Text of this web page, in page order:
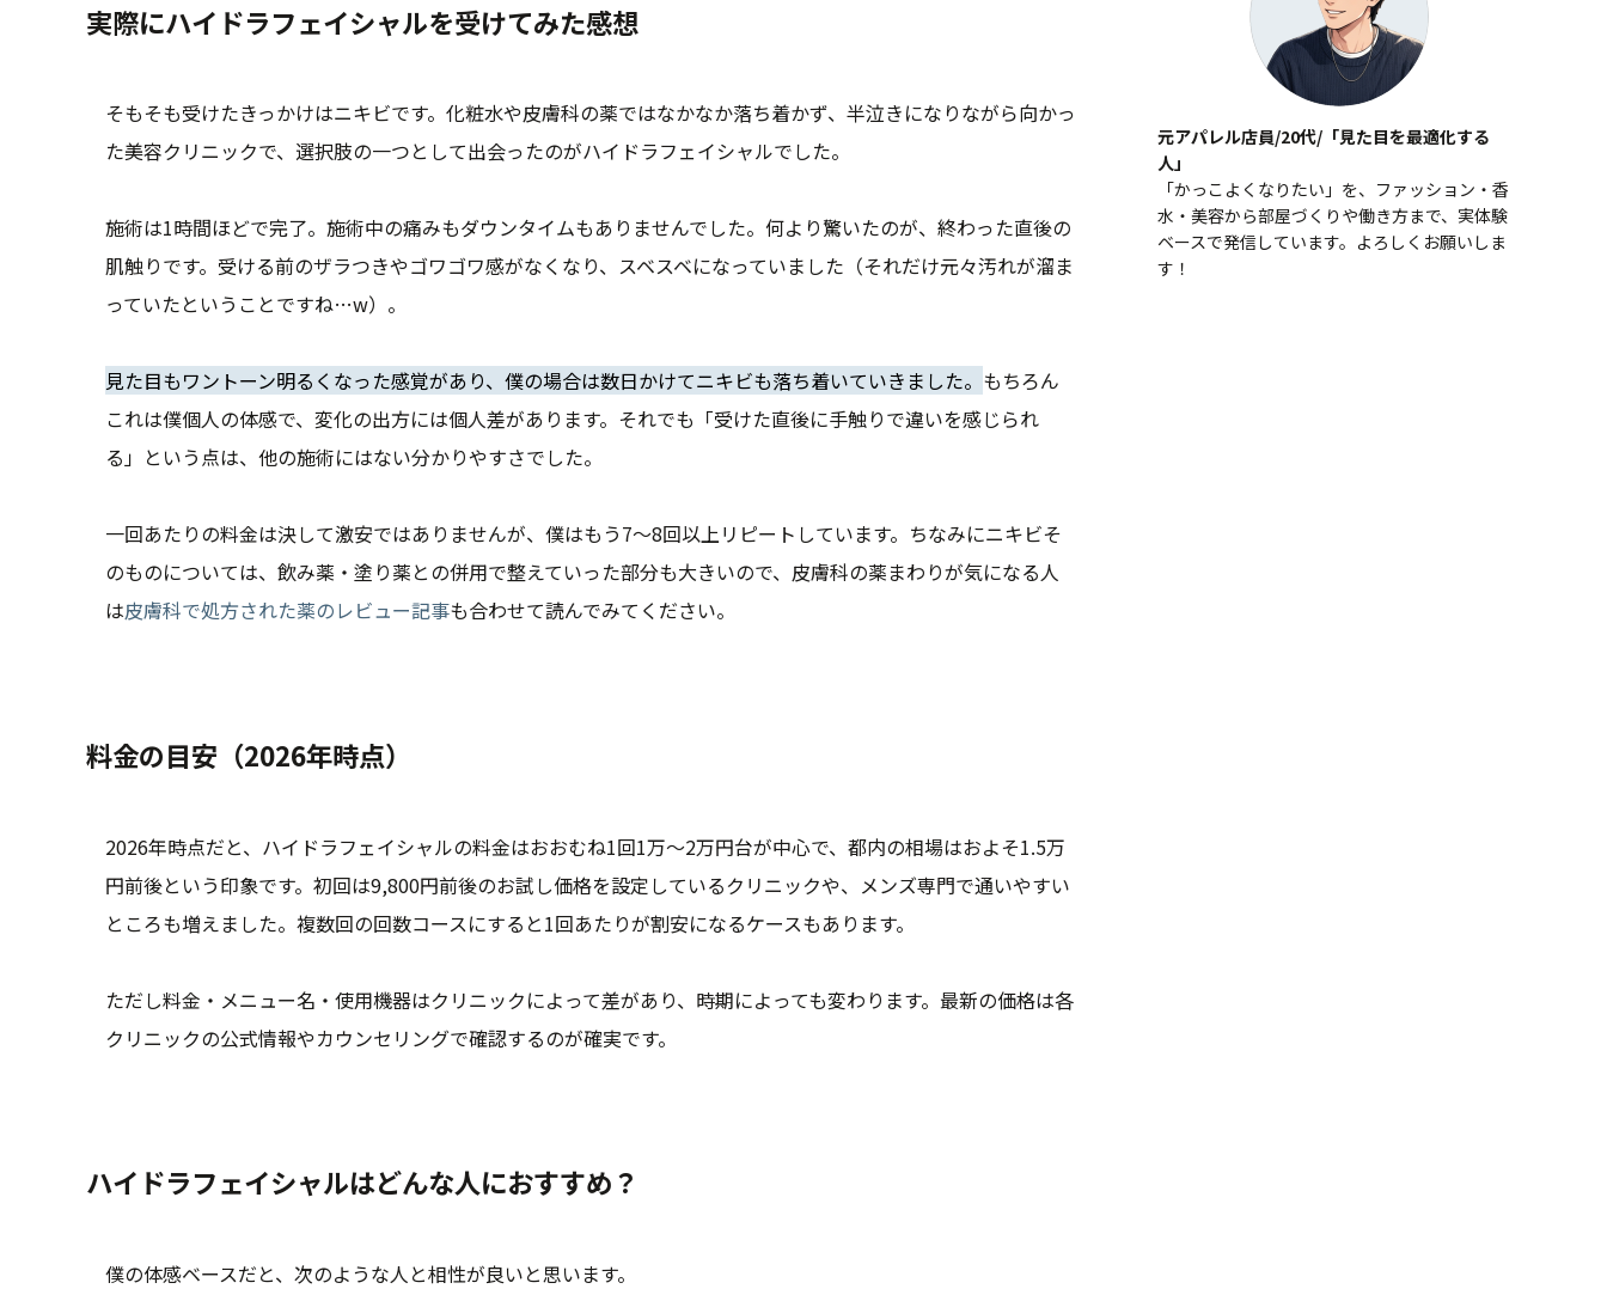
実際にハイドラフェイシャルを受けてみた感想
そもそも受けたきっかけはニキビです。化粧水や皮膚科の薬ではなかなか落ち着かず、半泣きになりながら向かっ
た美容クリニックで、選択肢の一つとして出会ったのがハイドラフェイシャルでした。
施術は1時間ほどで完了。施術中の痛みもダウンタイムもありませんでした。何より驚いたのが、終わった直後の
肌触りです。受ける前のザラつきやゴワゴワ感がなくなり、スベスベになっていました（それだけ元々汚れが溜ま
っていたということですね…w）。
見た目もワントーン明るくなった感覚があり、僕の場合は数日かけてニキビも落ち着いていきました。 もちろん
これは僕個人の体感で、変化の出方には個人差があります。それでも「受けた直後に手触りで違いを感じられ
る」という点は、他の施術にはない分かりやすさでした。
一回あたりの料金は決して激安ではありませんが、僕はもう7〜8回以上リピートしています。ちなみにニキビそ
のものについては、飲み薬・塗り薬との併用で整えていった部分も大きいので、皮膚科の薬まわりが気になる人
は皮膚科で処方された薬のレビュー記事も合わせて読んでみてください。
料金の目安（2026年時点）
2026年時点だと、ハイドラフェイシャルの料金はおおむね1回1万〜2万円台が中心で、都内の相場はおよそ1.5万
円前後という印象です。初回は9,800円前後のお試し価格を設定しているクリニックや、メンズ専門で通いやすい
ところも増えました。複数回の回数コースにすると1回あたりが割安になるケースもあります。
ただし料金・メニュー名・使用機器はクリニックによって差があり、時期によっても変わります。最新の価格は各
クリニックの公式情報やカウンセリングで確認するのが確実です。
ハイドラフェイシャルはどんな人におすすめ？
僕の体感ベースだと、次のような人と相性が良いと思います。
元アパレル店員/20代/「見た目を最適化する
人」
「かっこよくなりたい」を、ファッション・香
水・美容から部屋づくりや働き方まで、実体験
ベースで発信しています。よろしくお願いしま
す！